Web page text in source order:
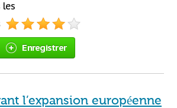
les
Enregistrer
l’expansion européenne